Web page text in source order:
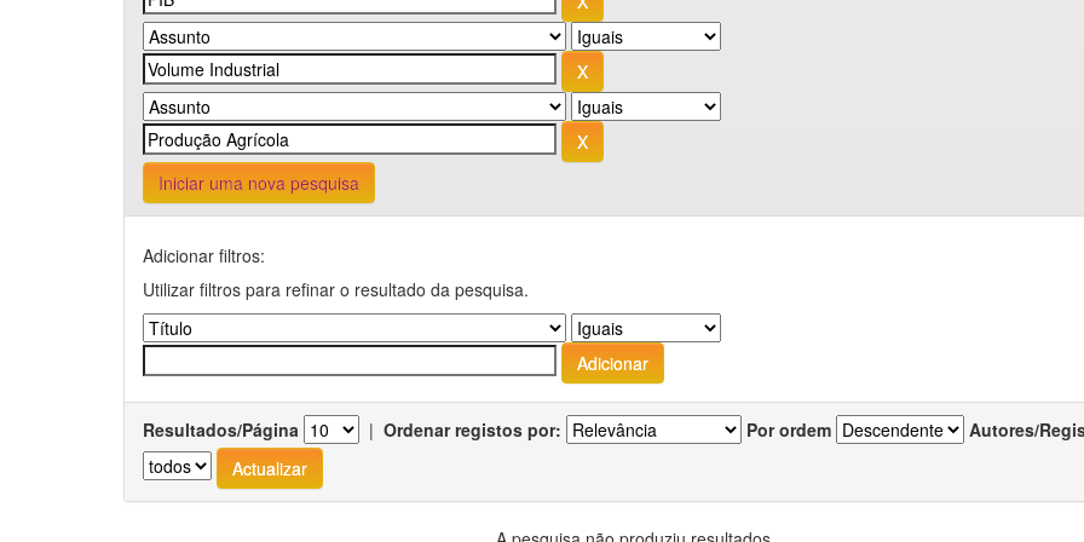
Iniciar uma nova pesquisa
Adicionar filtros:
Utilizar filtros para refinar o resultado da pesquisa.
Resultados/Página | Ordenar registos por: Por ordem Autores/